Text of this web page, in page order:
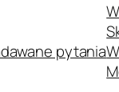
pytania